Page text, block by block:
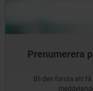
Prenumerera
Bli den första att